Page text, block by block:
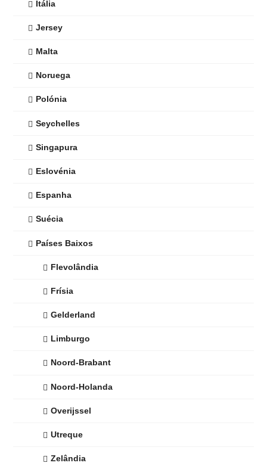
Itália
Jersey
Malta
Noruega
Polónia
Seychelles
Singapura
Eslovénia
Espanha
Suécia
Países Baixos
Flevolândia
Frísia
Gelderland
Limburgo
Noord-Brabant
Noord-Holanda
Overijssel
Utreque
Zelândia